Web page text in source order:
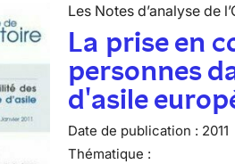
Les Notes d’analyse de
La prise en
personnes
d'asile
Date de publication : 2011
Thématique :